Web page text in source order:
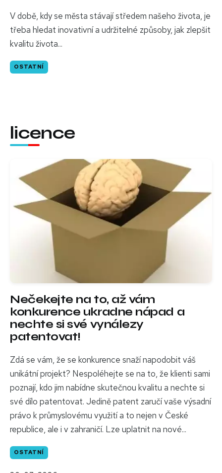
V době, kdy se města stávají středem našeho života, je
třeba hledat inovativní a udržitelné způsoby, jak zlepšit
kvalitu života...
OSTATNÍ
licence
Nečekejte na to, až vám
konkurence ukradne nápad a
nechte si své vynálezy
patentovat!
Zdá se vám, že se konkurence snaží napodobit váš
unikátní projekt? Nespoléhejte se na to, že klienti sami
poznají, kdo jim nabídne skutečnou kvalitu a nechte si
své dílo patentovat. Jedině patent zaručí vaše výsadní
právo k průmyslovému využití a to nejen v České
republice, ale i v zahraničí. Lze uplatnit na nové...
OSTATNÍ